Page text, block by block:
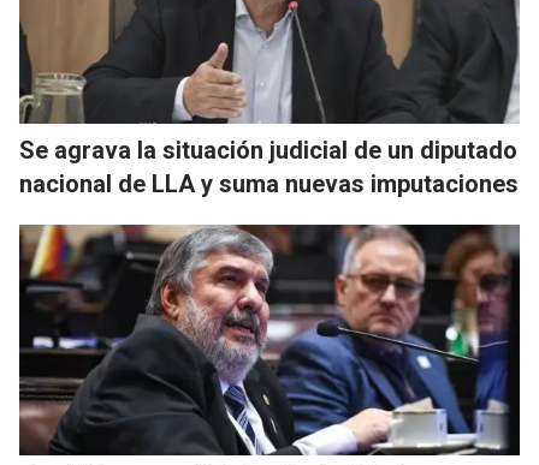
Se agrava la situación judicial de un diputado
nacional de LLA y suma nuevas imputaciones